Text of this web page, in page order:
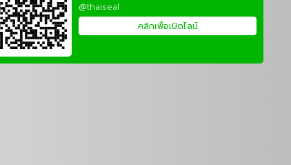
@thaiseal
คลิกเพื่อเปิดไลน์